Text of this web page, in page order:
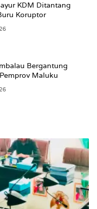
KDM Ditantang
Koruptor
Bergantung
Maluku